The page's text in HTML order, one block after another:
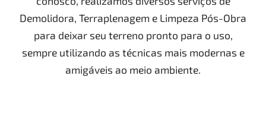
Demolidora, Terraplenagem e Limpeza Pós-Obra
para deixar seu terreno pronto para o uso,
sempre utilizando as técnicas mais modernas e
amigáveis ao meio ambiente.